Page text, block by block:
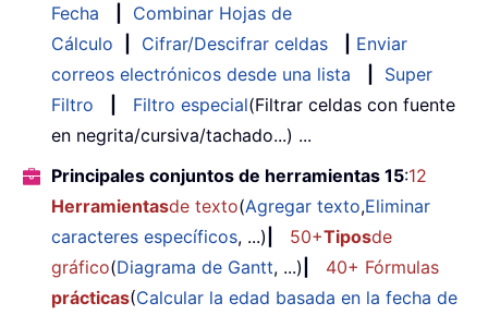
Fecha
Combinar Hojas de
Cálculo
Cifrar/Descifrar celdas
Enviar
correos electrónicos desde una lista
Super
Filtro
Filtro especial(Filtrar celdas con fuente
en negrita/cursiva/tachado...) ...
Principales conjuntos de herramientas 15:12
Herramientasde texto(Agregar texto,Eliminar
caracteres específicos, ...) 50+Tiposde
gráfico(Diagrama de Gantt, ...)
40+ Fórmulas
prácticas(Calcular la edad basada en la fecha de